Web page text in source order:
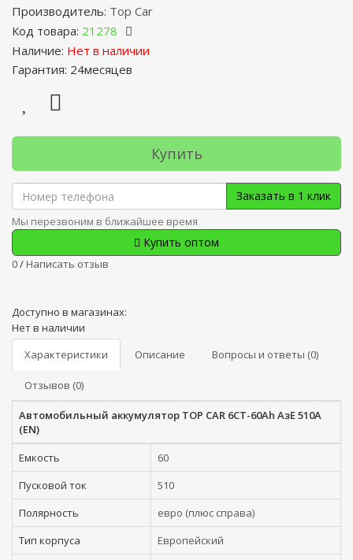
Производитель: Top Car
Код товара: 21278
Наличие: Нет в наличии
Гарантия: 24месяцев
Купить
Заказать в 1 клик
Мы перезвоним в ближайшее время
Купить оптом
0/ Написать отзыв
Доступно в магазинах:
Нет в наличии
Характеристики
Описание Вопросы и ответы (0)
Отзывов (0)
Автомобильный аккумулятор TOP CAR 6СТ-60Ah АзЕ 510A
(EN)
Емкость
60
Пусковой ток
510
Полярность
евро (плюс справа)
Тип корпуса
Европейский